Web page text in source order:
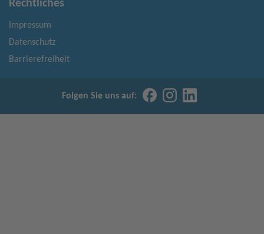
Rechtliches
Impressum
Datenschutz
Barrierefreiheit
Folgen Sie uns auf: